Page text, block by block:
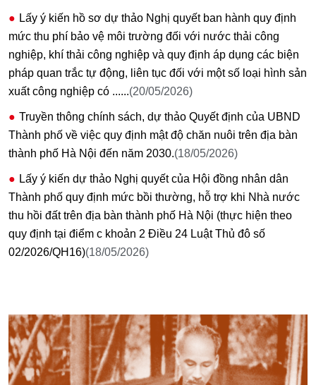
Lấy ý kiến hồ sơ dự thảo Nghị quyết ban hành quy định
mức thu phí bảo vệ môi trường đối với nước thải công
nghiệp, khí thải công nghiệp và quy định áp dụng các biện
pháp quan trắc tự động, liên tục đối với một số loại hình sản
xuất công nghiệp có ......(20/05/2026)
Truyền thông chính sách, dự thảo Quyết định của UBND
Thành phố về việc quy định mật độ chăn nuôi trên địa bàn
thành phố Hà Nội đến năm 2030.(18/05/2026)
Lấy ý kiến dự thảo Nghị quyết của Hội đồng nhân dân
Thành phố quy định mức bồi thường, hỗ trợ khi Nhà nước
thu hồi đất trên địa bàn thành phố Hà Nội (thực hiện theo
quy định tại điểm c khoản 2 Điều 24 Luật Thủ đô số
02/2026/QH16)(18/05/2026)